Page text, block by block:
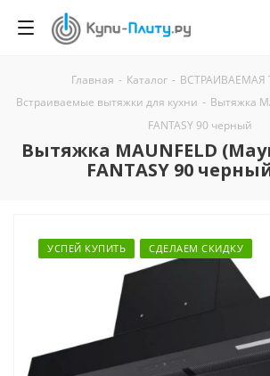
Главная - Каталог - ВСТРАИВАЕМАЯ
Встраиваемые вытяжки для кухни - Вытяжка
FANTASY 90 черный
Вытяжка MAUNFELD
FANTASY 90
УСПЕЙ КУПИТЬ СДЕЛАЕМ СКИДКУ